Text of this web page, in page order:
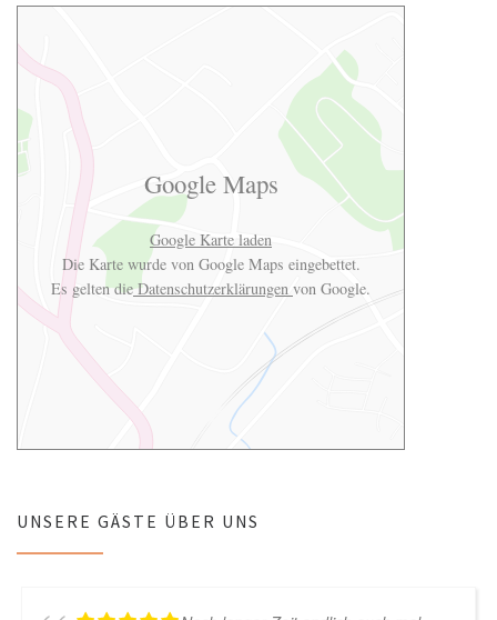
Google Maps
Google Karte laden
Die Karte wurde von Google Maps eingebettet.
Es gelten dieDatenschutzerklärungen von Google.
UNSERE GÄSTE ÜBER UNS